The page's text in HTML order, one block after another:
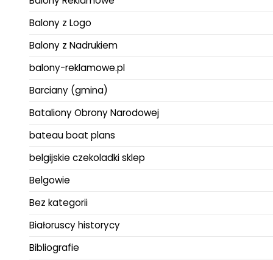
Balony z Logo
Balony z Nadrukiem
balony-reklamowe.pl
Barciany (gmina)
Bataliony Obrony Narodowej
bateau boat plans
belgijskie czekoladki sklep
Belgowie
Bez kategorii
Białoruscy historycy
Bibliografie